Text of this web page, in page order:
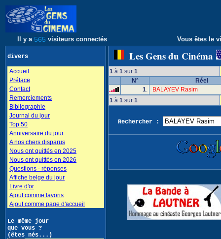
Il y a 565 visiteurs connectés Vous êtes le
divers
Accueil
Préface
Contact
Remerciements
Bibliographie
Journal du jour
Top 50
Anniversaire du jour
A nos chers disparus
Nous ont quittés en 2025
Nous ont quittés en 2026
Questions - réponses
Affiche belge du jour
Livre d'or
Ajout comme favoris
Ajout comme page d'accueil
Le même jour
que vous ?
(êtes nés...)
Les Gens du Cinéma
1 à 1 sur 1
N°
Réel
1.
BALAYEV Rasim
1 à 1 sur 1
Rechercher :